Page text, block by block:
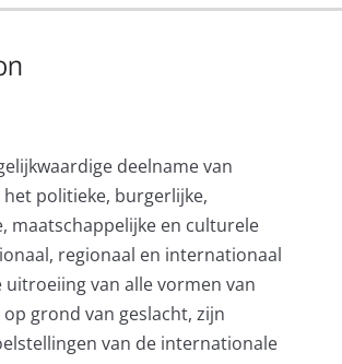
deelname van
politieke, burgerlijke,
maatschappelijke en culturele
regionaal en internationaal
uitroeiing van alle vormen van
grond van geslacht, zijn
van de internationale